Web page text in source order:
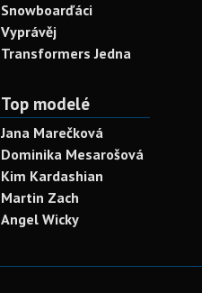
Snowboarďáci
Vyprávěj
Transformers Jedna
Top modelé
Jana Marečková
Dominika Mesarošová
Kim Kardashian
Martin Zach
Angel Wicky